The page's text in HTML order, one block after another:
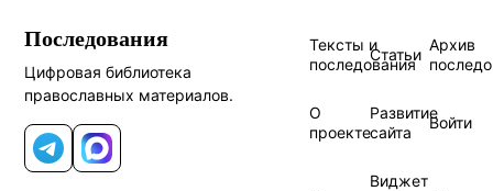
Последования
Цифровая библиотека
православных материалов.
Telegram
MAX
Тексты и
последования
Статьи
Архив
О
проекте
Развитие
сайта
Войти
Виджет